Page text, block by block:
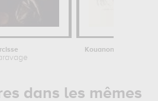
dans les mêmes